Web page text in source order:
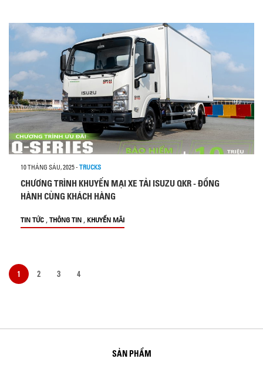
10 THÁNG SÁU, 2025- TRUCKS
CHƯƠNG TRÌNH KHUYẾN MẠI XE TẢI ISUZU QKR - ĐỒNG
HÀNH CÙNG KHÁCH HÀNG
TIN TỨC , THÔNG TIN , KHUYẾN MÃI
1 2 3 4
SẢN PHẨM